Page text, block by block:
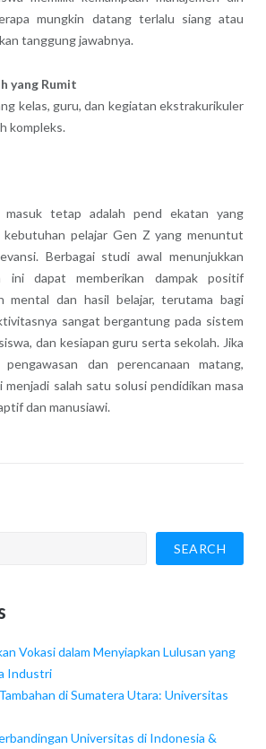
mungkin datang terlalu siang atau
tanggung jawabnya.
yang Rumit
kelas, guru, dan kegiatan ekstrakurikuler
kompleks.
masuk tetap adalah pend ekatan yang
kebutuhan pelajar Gen Z yang menuntut
Berbagai studi awal menunjukkan
ini dapat memberikan dampak positif
mental dan hasil belajar, terutama bagi
sangat bergantung pada sistem
dan kesiapan guru serta sekolah. Jika
dan perencanaan matang,
salah satu solusi pendidikan masa
dan manusiawi.
SEARCH
Vokasi dalam Menyiapkan Lulusan yang
Industri
di Sumatera Utara: Universitas
Universitas di Indonesia &